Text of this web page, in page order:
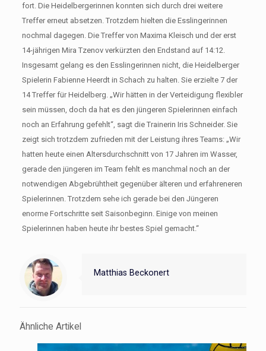
fort. Die Heidelbergerinnen konnten sich durch drei weitere
Treffer erneut absetzen. Trotzdem hielten die Esslingerinnen
nochmal dagegen. Die Treffer von Maxima Kleisch und der erst
14-jährigen Mira Tzenov verkürzten den Endstand auf 14:12.
Insgesamt gelang es den Esslingerinnen nicht, die Heidelberger
Spielerin Fabienne Heerdt in Schach zu halten. Sie erzielte 7 der
14 Treffer für Heidelberg. „Wir hätten in der Verteidigung flexibler
sein müssen, doch da hat es den jüngeren Spielerinnen einfach
noch an Erfahrung gefehlt“, sagt die Trainerin Iris Schneider. Sie
zeigt sich trotzdem zufrieden mit der Leistung ihres Teams: „Wir
hatten heute einen Altersdurchschnitt von 17 Jahren im Wasser,
gerade den jüngeren im Team fehlt es manchmal noch an der
notwendigen Abgebrühtheit gegenüber älteren und erfahreneren
Spielerinnen. Trotzdem sehe ich gerade bei den Jüngeren
enorme Fortschritte seit Saisonbeginn. Einige von meinen
Spielerinnen haben heute ihr bestes Spiel gemacht.“
Matthias Beckonert
Ähnliche Artikel